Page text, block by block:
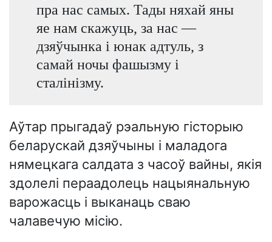
пра нас самых. Тады няхай яны
яе нам скажуць, за нас —
дзяўчынка і юнак адтуль, з
самай ночы фашызму і
сталінізму.
Аўтар прыгадаў рэальную гісторыю
беларускай дзяўчыны і маладога
нямецкага салдата з часоў вайны, якія
здолелі пераадолець нацыянальную
варожасць і выканаць сваю
чалавечую місію.